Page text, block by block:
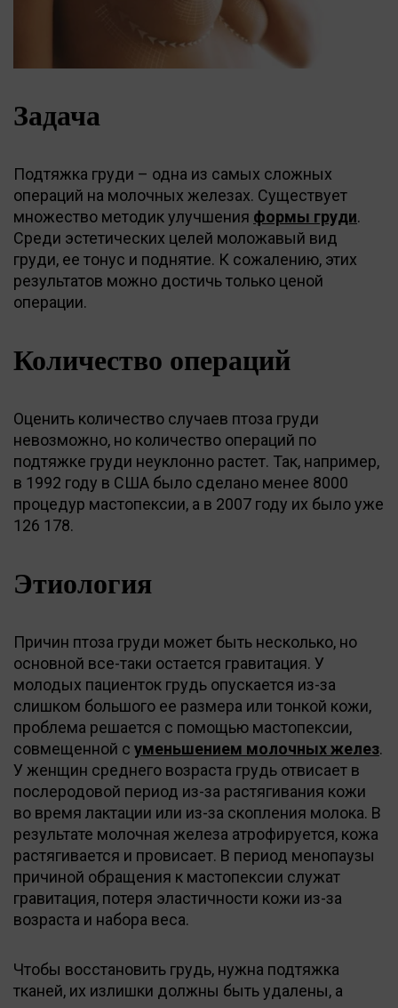
Задача
Подтяжка груди – одна из самых сложных
операций на молочных железах. Существует
множество методик улучшения формы груди.
Среди эстетических целей моложавый вид
груди, ее тонус и поднятие. К сожалению, этих
результатов можно достичь только ценой
операции.
Количество операций
Оценить количество случаев птоза груди
невозможно, но количество операций по
подтяжке груди неуклонно растет. Так, например,
в 1992 году в США было сделано менее 8000
процедур мастопексии, а в 2007 году их было уже
126 178.
Этиология
Причин птоза груди может быть несколько, но
основной все-таки остается гравитация. У
молодых пациенток грудь опускается из-за
слишком большого ее размера или тонкой кожи,
проблема решается с помощью мастопексии,
совмещенной с уменьшением молочных желез.
У женщин среднего возраста грудь отвисает в
послеродовой период из-за растягивания кожи
во время лактации или из-за скопления молока. В
результате молочная железа атрофируется, кожа
растягивается и провисает. В период менопаузы
причиной обращения к мастопексии служат
гравитация, потеря эластичности кожи из-за
возраста и набора веса.
Чтобы восстановить грудь, нужна подтяжка
тканей, их излишки должны быть удалены, а